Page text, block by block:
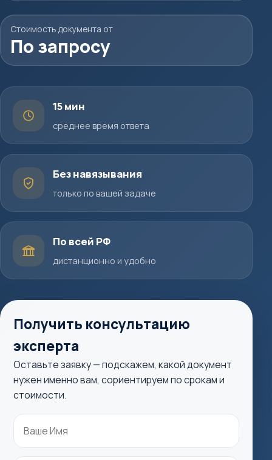
Стоимость документа от
По запросу
15 мин
среднее время ответа
Без навязывания
только по вашей задаче
По всей РФ
дистанционно и удобно
Получить консультацию
эксперта
Оставьте заявку — подскажем, какой документ
нужен именно вам, сориентируем по срокам и
стоимости.